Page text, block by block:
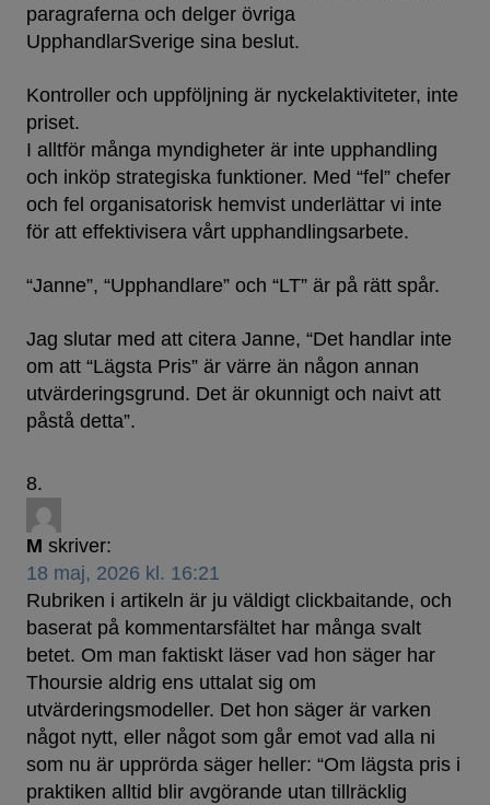
paragraferna och delger övriga
UpphandlarSverige sina beslut.
Kontroller och uppföljning är nyckelaktiviteter, inte
priset.
I alltför många myndigheter är inte upphandling
och inköp strategiska funktioner. Med “fel” chefer
och fel organisatorisk hemvist underlättar vi inte
för att effektivisera vårt upphandlingsarbete.
“Janne”, “Upphandlare” och “LT” är på rätt spår.
Jag slutar med att citera Janne, “Det handlar inte
om att “Lägsta Pris” är värre än någon annan
utvärderingsgrund. Det är okunnigt och naivt att
påstå detta”.
M skriver:
18 maj, 2026 kl. 16:21
Rubriken i artikeln är ju väldigt clickbaitande, och
baserat på kommentarsfältet har många svalt
betet. Om man faktiskt läser vad hon säger har
Thoursie aldrig ens uttalat sig om
utvärderingsmodeller. Det hon säger är varken
något nytt, eller något som går emot vad alla ni
som nu är upprörda säger heller: “Om lägsta pris i
praktiken alltid blir avgörande utan tillräcklig